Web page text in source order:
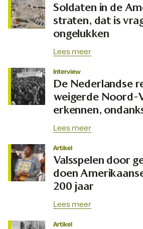
Soldaten in de
straten, dat is
ongelukken
Lees meer
Interview
De Nederlandse
weigerde Noord-
erkennen,
Lees meer
Artikel
Valsspelen door
doen
200 jaar
Lees meer
Artikel